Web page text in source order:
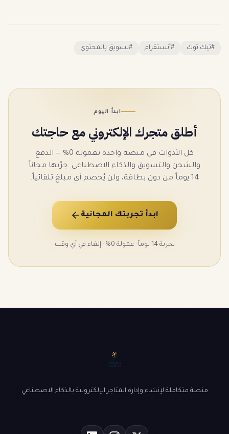
#تيك توك #أنستقرام #تسويق بالمحتوى
ابدأ اليوم
أطلق متجرك الإلكتروني مع حاجتك
كل الأدوات في منصة واحدة بعمولة 0% — الدفع
والشحن والتسويق والذكاء الاصطناعي. جرّبها مجاناً
14 يوماً من دون بطاقة، ولن يُخصم أي مبلغ تلقائياً.
ابدأ تجربتك المجانية
تجربة 14 يوماً · عمولة 0% · إلغاء في أي وقت
منصة متكاملة لإنشاء وإدارة المتاجر الإلكترونية بالذكاء الاصطناعي